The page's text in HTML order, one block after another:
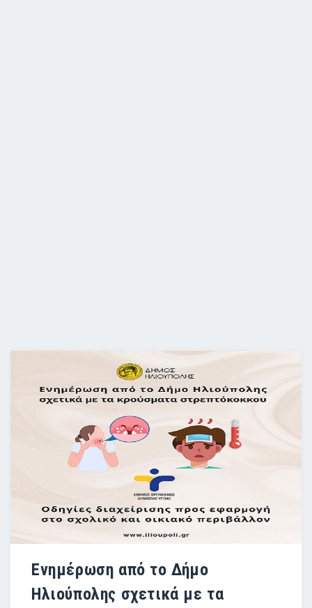
Ενημέρωση από το Δήμο
Ηλιούπολης σχετικά με τα